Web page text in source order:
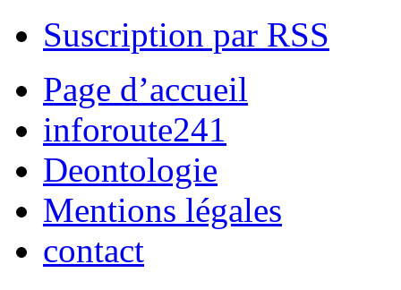
Suscription par RSS
Page d’accueil
inforoute241
Deontologie
Mentions légales
contact